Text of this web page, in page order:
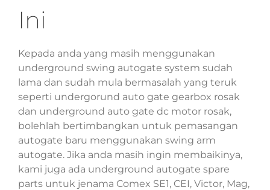
Ini
Kepada anda yang masih menggunakan
underground swing autogate system sudah
lama dan sudah mula bermasalah yang teruk
seperti undergorund auto gate gearbox rosak
dan underground auto gate dc motor rosak,
bolehlah bertimbangkan untuk pemasangan
autogate baru menggunakan swing arm
autogate. Jika anda masih ingin membaikinya,
kami juga ada underground autogate spare
parts untuk jenama Comex SE1, CEI, Victor, Mag,